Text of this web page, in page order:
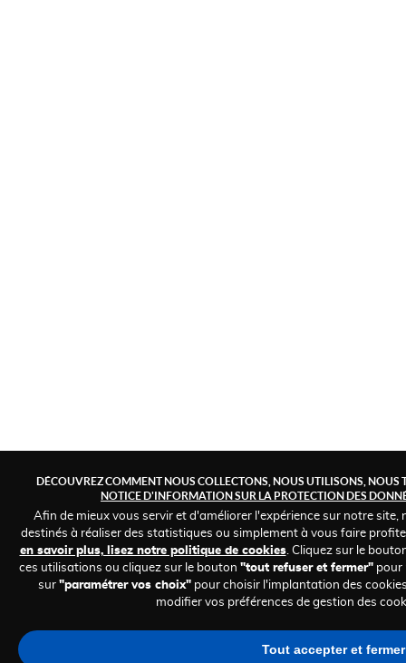
DÉCOUVREZ COMMENT NOUS COLLECTONS, NOUS UTILISONS, NOUS
NOTICE D'INFORMATION SUR LA PROTECTION DES
Afin de mieux vous servir et d'améliorer l'expérience sur notre
destinés à réaliser des statistiques ou simplement à vous faire
en savoir plus, lisez notre politique de cookies. Cliquez sur le
ces utilisations ou cliquez sur le bouton "tout refuser et fermer" pour
sur "paramétrer vos choix" pour choisir l'implantation des
modifier vos préférences de gestion des
Tout accepter et fermer